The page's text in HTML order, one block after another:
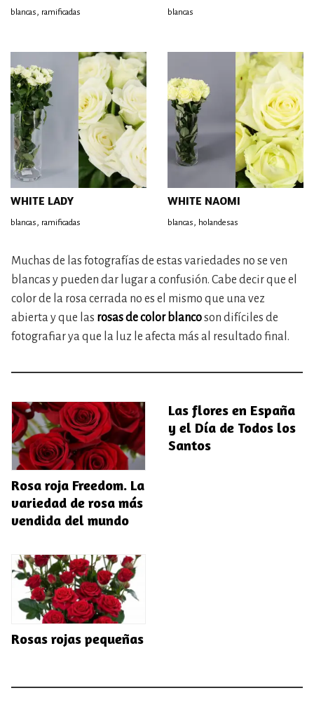
blancas, ramificadas blancas
WHITE LADY
blancas, ramificadas
WHITE NAOMI
blancas, holandesas
Muchas de las fotografías de estas variedades no se ven
blancas y pueden dar lugar a confusión. Cabe decir que el
color de la rosa cerrada no es el mismo que una vez
abierta y que las rosas de color blancoson difíciles de
fotografiar ya que la luz le afecta más al resultado final.
Rosa roja Freedom. La
variedad de rosa más
vendida del mundo
Las flores en España
y el Día de Todos los
Santos
Rosas rojas pequeñas